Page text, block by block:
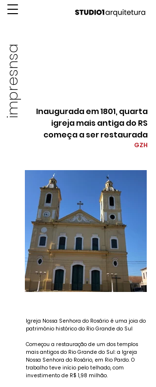
Inaugurada em 1801, quarta
igreja mais antiga do RS
começa a ser restaurada
impresnsa
GZH
Igreja Nossa Senhora do Rosário é uma joia do
patrimônio histórico do Rio Grande do Sul
Começou a restauração de um dos templos
mais antigos do Rio Grande do Sul: a Igreja
Nossa Senhora do Rosário, em Rio Pardo. O
trabalho teve início pelo telhado, com
investimento de R$ 1,98 milhão.